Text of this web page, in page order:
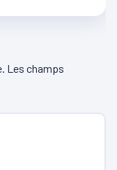
Les champs